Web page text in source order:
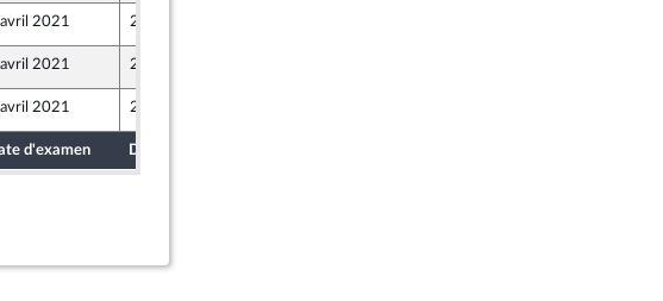
2021 25 mars 2021
2021 24 mars 2021
2021 25 mars 2021
d'examen Date de dépôt